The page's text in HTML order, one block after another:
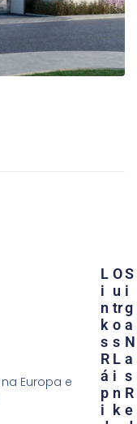
Europa e
O
U
Tr
O
S
L
I
N
K
L
I
N
K
S
R
Á
P
I
S
I
G
A
N
A
S
R
E